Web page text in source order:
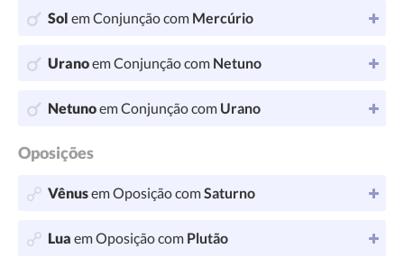
Sol em Conjunção com Mercúrio
Uranoem Conjunção com Netuno
Netunoem Conjunção com Urano
Oposições
Vênusem Oposição comSaturno
Lua em Oposição com Plutão